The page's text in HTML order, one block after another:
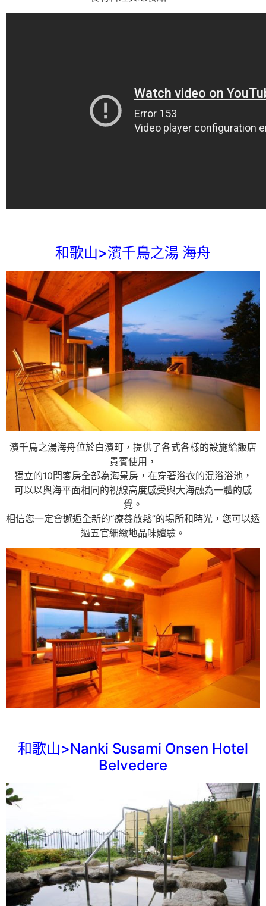
和歌山>濱千鳥之湯 海舟
濱千鳥之湯海舟位於白濱町，提供了各式各樣的設施給飯店
貴賓使用，
獨立的10間客房全部為海景房，在穿著浴衣的混浴浴池，
可以以與海平面相同的視線高度感受與大海融為一體的感
覺。
相信您一定會邂逅全新的“療養放鬆”的場所和時光，您可以透
過五官細緻地品味體驗。
和歌山>Nanki Susami Onsen Hotel
Belvedere